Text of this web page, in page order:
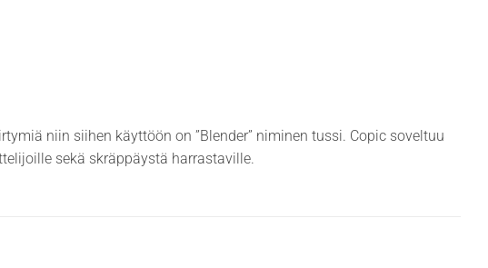
niin siihen käyttöön on ”Blender” niminen tussi. Copic soveltuu
sekä skräppäystä harrastaville.